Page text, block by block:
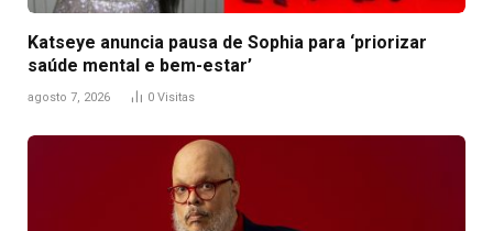
Katseye anuncia pausa de Sophia para ‘priorizar
saúde mental e bem-estar’
agosto 7, 2026 0 Visitas